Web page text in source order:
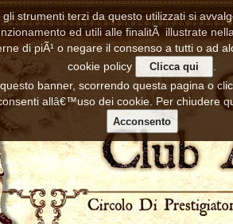
strumenti terzi da questo utilizzati si
ed utili alle finalitÃ illustrate
di piÃ¹ o negare il consenso a tutti o ad
cookie policy
Clicca qui
banner, scorrendo questa pagina o
allâ€™uso dei cookie. Per chiudere
Acconsento